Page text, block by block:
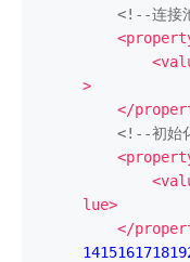
<!--连接
>
</
<!--初始
lue>
</